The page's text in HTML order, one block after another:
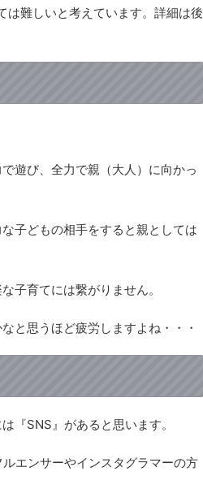
は難しいと考えています。詳細は後
遊び、全力で親（大人）に向かっ
子どもの相手をすると親としては
子育てには繋がりません。
と思うほど疲労しますよね・・・
『SNS』があると思います。
エンサーやインスタグラマーの方